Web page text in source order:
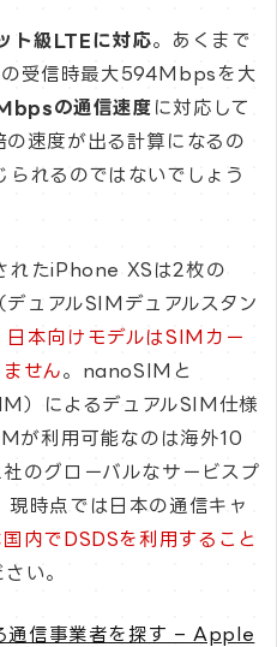
ト級LTEに対応。あくまで
受信時最大594Mbpsを大
の通信速度 に対応して
速度が出る計算になるの
れるのではないでしょう
れたiPhone XSは2枚の
ュアルSIMデュアルスタン
日本向けモデルはSIMカー
せん。nanoSIMと
）によるデュアルSIM仕様
が利用可能なのは海外10
のグローバルなサービスプ
現時点では日本の通信キャ
国内でDSDSを利用すること
い。
通信事業者を探す – Apple